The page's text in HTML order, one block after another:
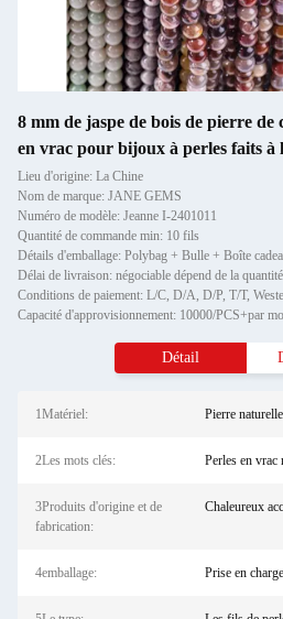
8 mm de jaspe de bois de pierre de
en vrac pour bijoux à perles faits à
Lieu d'origine: La Chine
Nom de marque: JANE GEMS
Numéro de modèle: Jeanne I-2401011
Quantité de commande min: 10 fils
Détails d'emballage: Polybag + Bulle + Boîte
Délai de livraison: négociable dépend de la
Conditions de paiement: L/C, D/A, D/P, T/T,
Capacité d'approvisionnement: 10000/PCS+par
Détail
1Matériel: Pierre naturelle
2Les mots clés: Perles en vrac
3Produits d'origine et de
fabrication:
Chaleureux
4emballage: Prise en